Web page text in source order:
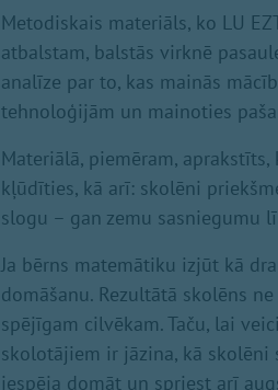
Metodiskais materiāls, ko LU
atbalstam, balstās virknē
analīze par to, kas mainās
tehnoloģijām un mainoties
Materiālā, piemēram,
kļūdīties, kā arī: skolēni
slogu – gan zemu sasniegumu
Ja bērns matemātiku izjūt kā
domāšanu. Rezultātā skolēns
spējīgam cilvēkam. Taču, lai
skolotājiem ir jāzina, kā skolēni
iespēja domāt un spriest arī